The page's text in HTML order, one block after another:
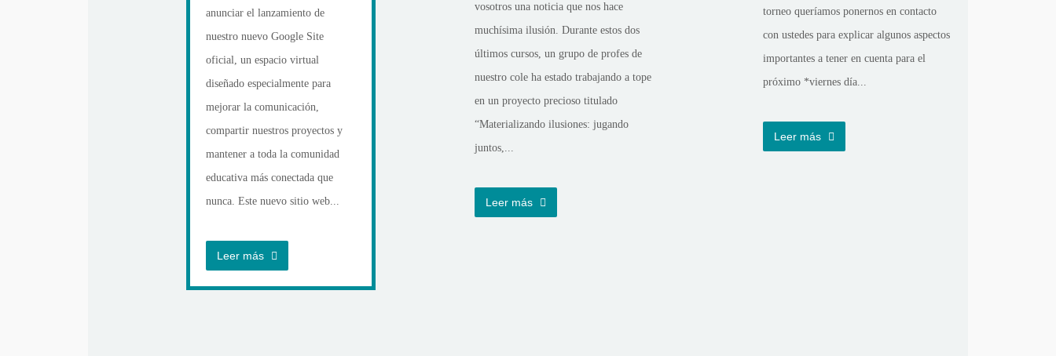
anunciar el lanzamiento de
nuestro nuevo Google Site
oficial, un espacio virtual
diseñado especialmente para
mejorar la comunicación,
compartir nuestros proyectos y
mantener a toda la comunidad
educativa más conectada que
nunca. Este nuevo sitio web...
Leer más
vosotros una noticia que nos hace
muchísima ilusión. Durante estos dos
últimos cursos, un grupo de profes de
nuestro cole ha estado trabajando a tope
en un proyecto precioso titulado
“Materializando ilusiones: jugando
juntos,...
Leer más
torneo queríamos ponernos en contacto
con ustedes para explicar algunos aspectos
importantes a tener en cuenta para el
próximo *viernes día...
Leer más